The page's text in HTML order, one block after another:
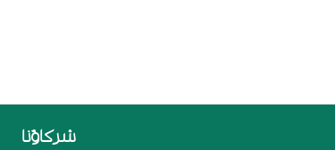
شركاؤنا